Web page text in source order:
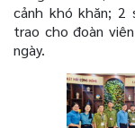
cảnh khó khăn;
trao cho đoàn
ngày.